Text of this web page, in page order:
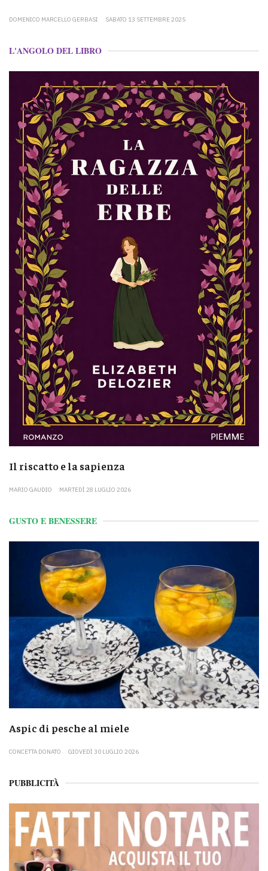
DOMENICO MARCELLO GERBASI SABATO 13 SETTEMBRE 2025
L'ANGOLO DEL LIBRO
Il riscatto e la sapienza
MARIO GAUDIO MARTEDÌ 28 LUGLIO 2026
GUSTO E BENESSERE
Aspic di pesche al miele
CONCETTA DONATO GIOVEDÌ 30 LUGLIO 2026
PUBBLICITÀ